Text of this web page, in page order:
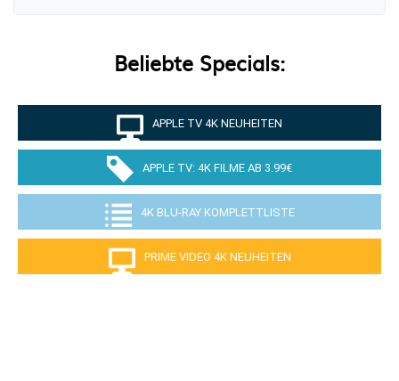
Beliebte Specials:
APPLE TV 4K NEUHEITEN
APPLE TV: 4K FILME AB 3.99€
4K BLU-RAY KOMPLETTLISTE
PRIME VIDEO 4K NEUHEITEN